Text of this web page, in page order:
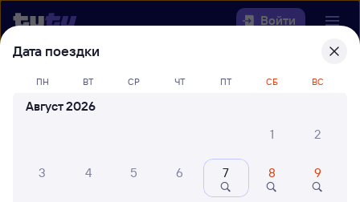
Войти
Выберите день, чтобы найтиж/д
билеты Кузема — Вологда-1
42 млн путешествуют с
Дата поездки
ПН ВТ СР ЧТ ПТ СБ ВС
Август 2026
1
2
3 4 5 6 7 8 9